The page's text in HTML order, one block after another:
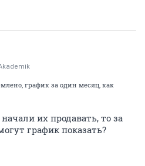
график за один месяц, как
их продавать, то за
график показать?